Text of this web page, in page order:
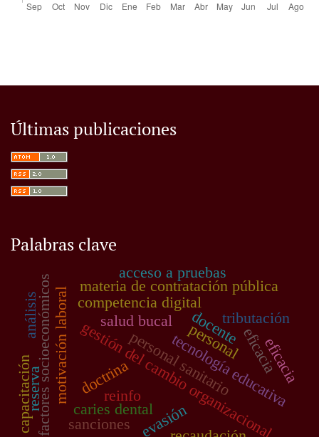
Últimas publicaciones
Palabras clave
gestión del cambio organizacional
motivación laboral personal sanitario
factores socioeconómicos salud bucal
caries dental
competencia digital
docente
tecnología educativa
análisis
doctrina
materia de contratación pública
reinfo
evasión
tributación
acceso a pruebas
sanciones
eficacia
capacitación eficacia
reserva
personal